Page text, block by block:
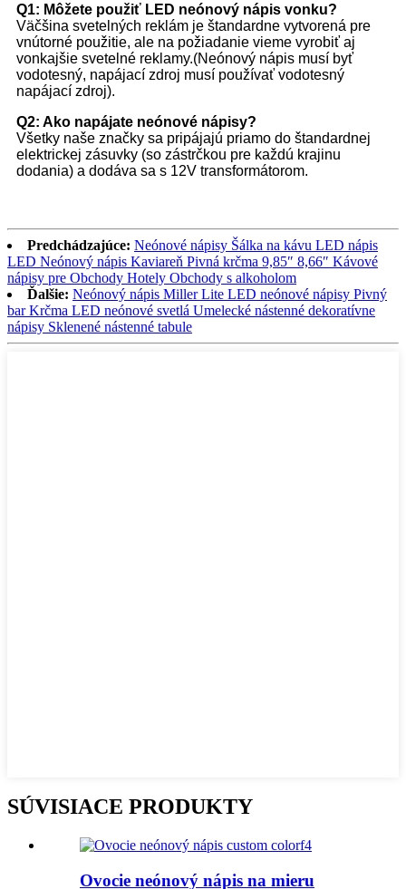
Q1: Môžete použiť LED neónový nápis vonku?
Väčšina svetelných reklám je štandardne vytvorená pre
vnútorné použitie, ale na požiadanie vieme vyrobiť aj
vonkajšie svetelné reklamy.(Neónový nápis musí byť
vodotesný, napájací zdroj musí používať vodotesný
napájací zdroj).
Q2: Ako napájate neónové nápisy?
Všetky naše značky sa pripájajú priamo do štandardnej
elektrickej zásuvky (so zástrčkou pre každú krajinu
dodania) a dodáva sa s 12V transformátorom.
Predchádzajúce: Neónové nápisy Šálka ​​na kávu LED nápis
LED Neónový nápis Kaviareň Pivná krčma 9,85″ 8,66″ Kávové
nápisy pre Obchody Hotely Obchody s alkoholom
Ďalšie: Neónový nápis Miller Lite LED neónové nápisy Pivný
bar Krčma LED neónové svetlá Umelecké nástenné dekoratívne
nápisy Sklenené nástenné tabule
SÚVISIACE PRODUKTY
Ovocie neónový nápis na mieru